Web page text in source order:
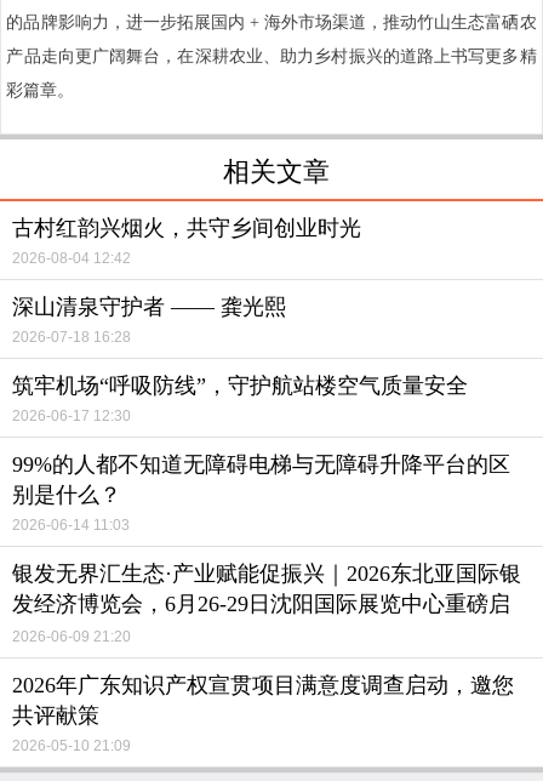
的品牌影响力，进一步拓展国内 + 海外市场渠道，推动竹山生态富硒农
产品走向更广阔舞台，在深耕农业、助力乡村振兴的道路上书写更多精
彩篇章。
相关文章
古村红韵兴烟火，共守乡间创业时光
2026-08-04 12:42
深山清泉守护者 —— 龚光熙
2026-07-18 16:28
筑牢机场“呼吸防线”，守护航站楼空气质量安全
2026-06-17 12:30
99%的人都不知道无障碍电梯与无障碍升降平台的区
别是什么？
2026-06-14 11:03
银发无界汇生态·产业赋能促振兴｜2026东北亚国际银
发经济博览会，6月26-29日沈阳国际展览中心重磅启
幕
2026-06-09 21:20
2026年广东知识产权宣贯项目满意度调查启动，邀您
共评献策
2026-05-10 21:09